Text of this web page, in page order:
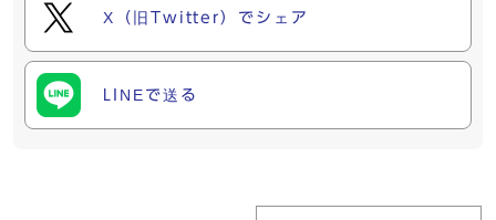
X（旧Twitter）でシェア
LINEで送る